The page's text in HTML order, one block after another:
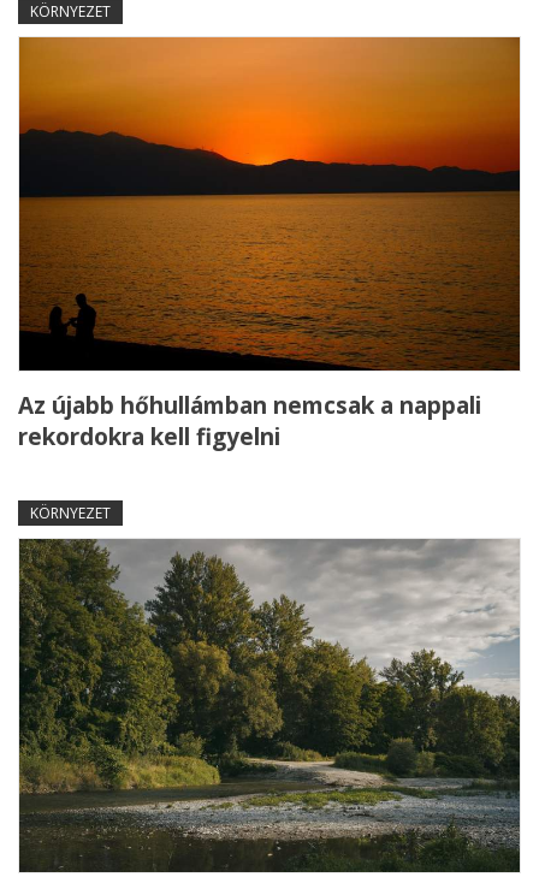
KÖRNYEZET
Az újabb hőhullámban nemcsak a nappali
rekordokra kell figyelni
KÖRNYEZET